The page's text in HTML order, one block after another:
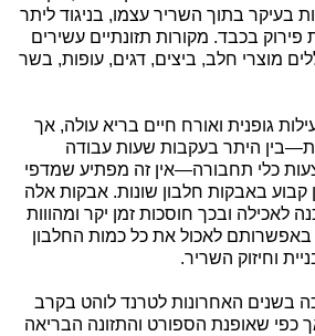
בעיקר בתוך השריר עצמו, בניגוד ליתר
פירוק בכבד. מקורות תזונתיים עשירים
מוצרי חלב, ביצים, דגים, עופות, בשר
גופנית ואורח חיים בריא עולה, אך
היתר בעקבות שעות עבודה
כלי תחבורה—אין זה מפתיע שמדפי
באבקות חלבון שונות. אבקות אלה
לאכילה ובכך חוסכות זמן יקר ומהווות
באפשרותם לאכול את כל כמות החלבון
וחיזוק השריר.
בשנים האחרונות לטרנד לוהט בקרב
כפי שאופנת הספורט והתזונה הבריאה